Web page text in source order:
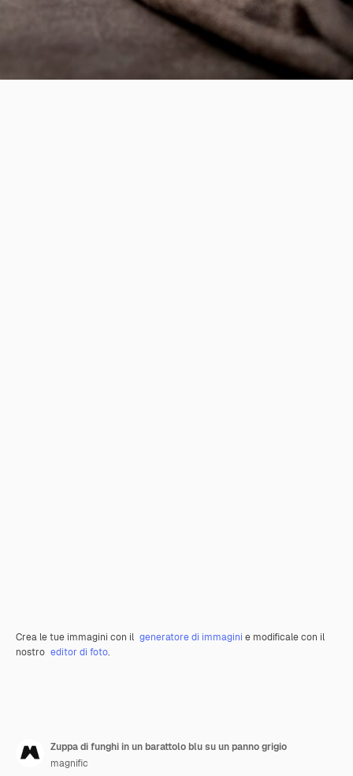
Crea le tue immagini con il generatore di immagini e modificale con il
nostro editor di foto.
Zuppa di funghi in un barattolo blu su un panno grigio
magnific